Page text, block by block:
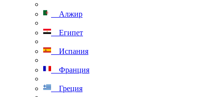
Алжир
Египет
Испания
Франция
Греция